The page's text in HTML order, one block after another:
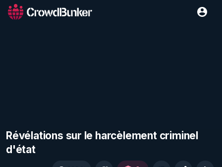
Révélations sur le harcèlement criminel
d'état